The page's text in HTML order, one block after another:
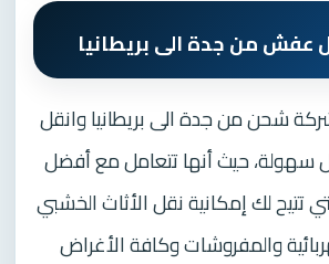
عفش من جدة الى بريطانيا
شحن من جدة الى بريطانيا وانقل
حيث أنها تتعامل مع أفضل
تتيح لك إمكانية نقل الأثاث الخشبي
والمفروشات وكافة الأغراض